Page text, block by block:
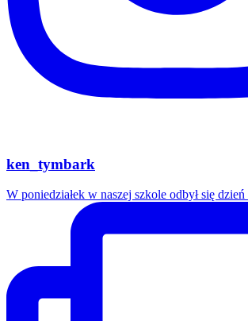
ken_tymbark
W poniedziałek w naszej szkole odbył się dzień